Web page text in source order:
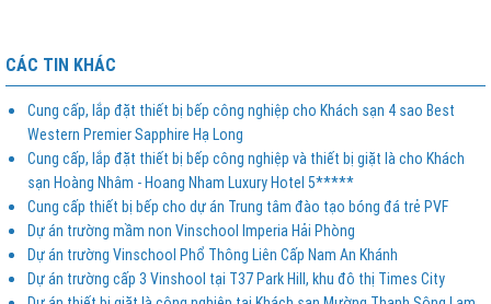
CÁC TIN KHÁC
Cung cấp, lắp đặt thiết bị bếp công nghiệp cho Khách sạn 4 sao Best
Western Premier Sapphire Hạ Long
Cung cấp, lắp đặt thiết bị bếp công nghiệp và thiết bị giặt là cho Khách
sạn Hoàng Nhâm - Hoang Nham Luxury Hotel 5*****
Cung cấp thiết bị bếp cho dự án Trung tâm đào tạo bóng đá trẻ PVF
Dự án trường mầm non Vinschool Imperia Hải Phòng
Dự án trường Vinschool Phổ Thông Liên Cấp Nam An Khánh
Dự án trường cấp 3 Vinshool tại T37 Park Hill, khu đô thị Times City